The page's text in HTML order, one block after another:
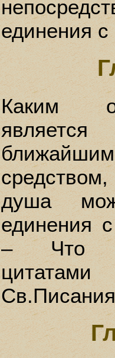
единения с
Каким
душа
единения
– Что